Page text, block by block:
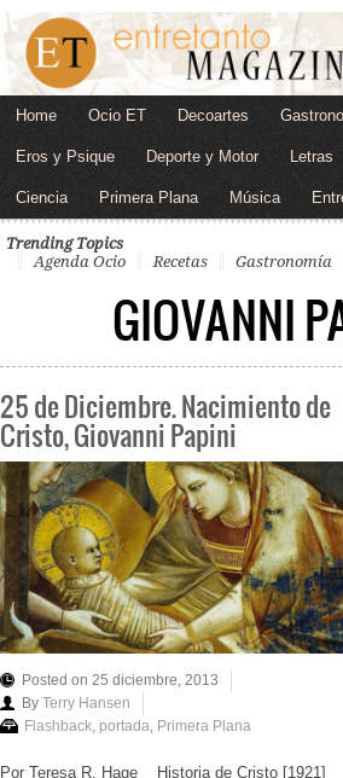
Home Ocio ET Decoartes
Eros y Psique Deporte y Motor Letras
Ciencia Primera Plana Música
Trending Topics
Agenda Ocio
Recetas Gastronomía
GIOVANNI
25 de Diciembre. Nacimiento de
Cristo, Giovanni Papini
Posted on 25 diciembre, 2013
By Terry Hansen
Flashback, portada, Primera Plana
Por Teresa R. Hage Historia de Cristo [1921]